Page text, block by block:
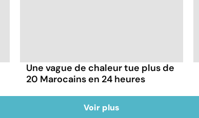
Une vague de chaleur tue plus de
20 Marocains en 24 heures
Voir plus